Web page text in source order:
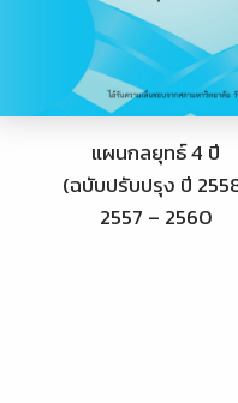
แผนกลยุทธ์ 4 ปี
(ฉบับปรับปรุง ปี
2557 – 2560